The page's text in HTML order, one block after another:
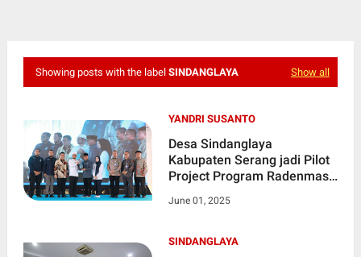
Showing posts with the label SINDANGLAYA Show all
YANDRI SUSANTO
Desa Sindanglaya
Kabupaten Serang jadi Pilot
Project Program Radenmas
June 01, 2025
SINDANGLAYA